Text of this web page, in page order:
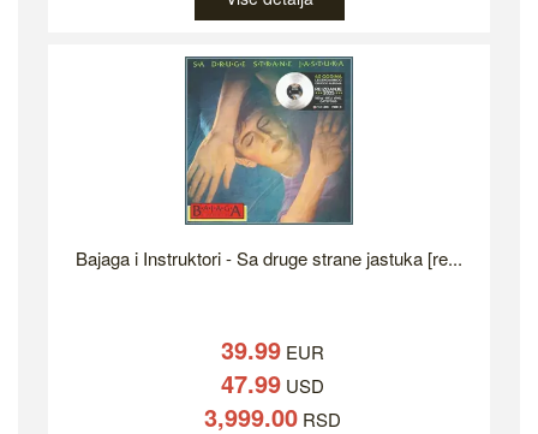
Bajaga i Instruktori - Sa druge strane jastuka [re...
39.99EUR
47.99USD
3,999.00RSD